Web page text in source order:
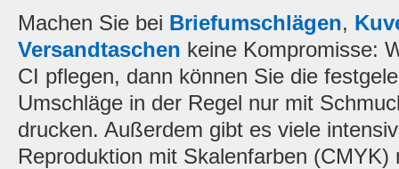
Machen Sie bei Briefumschlägen,
Versandtaschen keine Kompromisse:
CI pflegen, dann können Sie die
Umschläge in der Regel nur mit
drucken. Außerdem gibt es viele
Reproduktion mit Skalenfarben (CMYK)